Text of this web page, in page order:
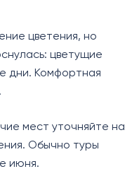
цветения, но
цветущие
дни. Комфортная
мест уточняйте на
Обычно туры
июня.